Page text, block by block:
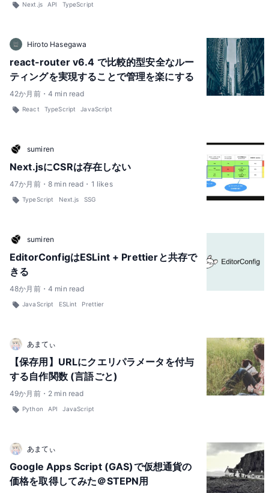
Next.js API TypeScript
Hiroto Hasegawa
react-router v6.4 で比較的型安全なルー
ティングを実現することで管理を楽にする
42か月前・ 4 min read
React TypeScript JavaScript
sumiren
Next.jsにCSRは存在しない
47か月前・ 8 min read ・ 1 likes
TypeScript Next.js SSG
sumiren
EditorConfigはESLint + Prettierと共存で
きる
48か月前・ 4 min read
JavaScript ESLint Prettier
あまてぃ
【保存用】URLにクエリパラメータを付与
する自作関数 (言語ごと)
49か月前・ 2 min read
Python API JavaScript
あまてぃ
Google Apps Script (GAS)で仮想通貨の
価格を取得してみた＠STEPN用